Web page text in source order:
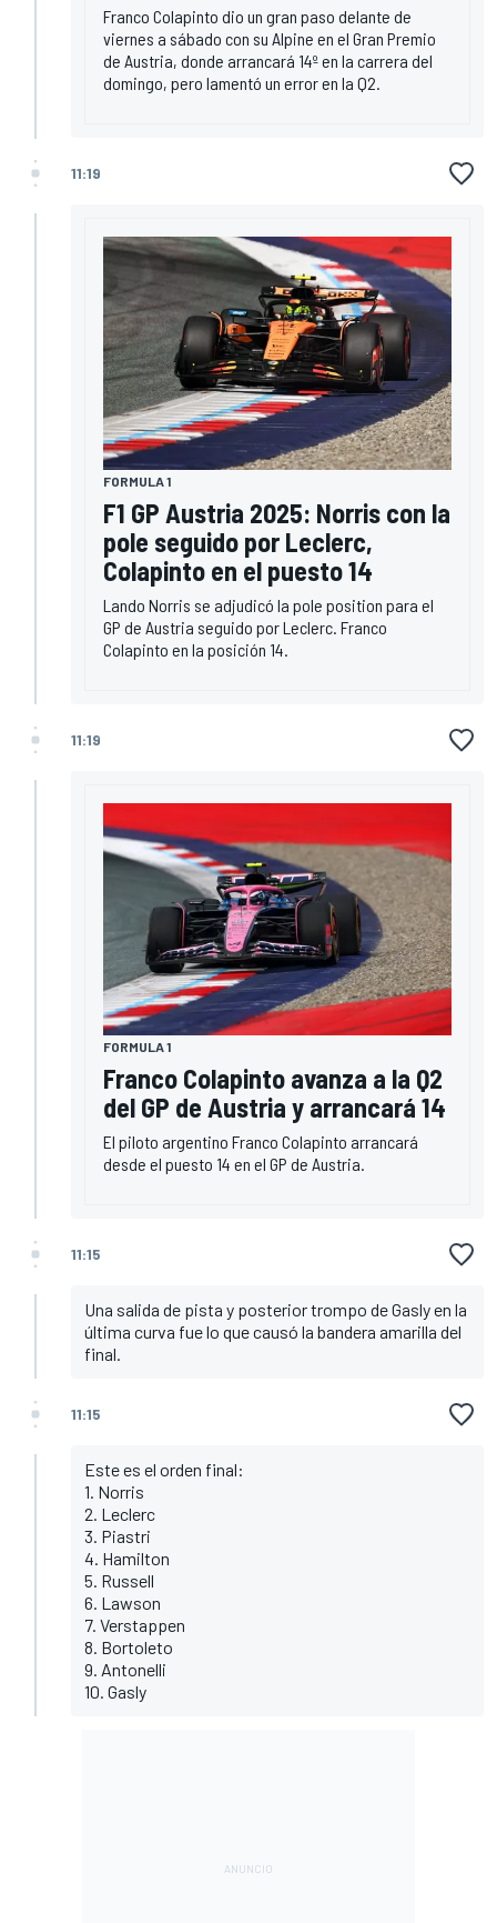
Franco Colapinto dio un gran paso delante de
viernes a sábado con su Alpine en el Gran Premio
de Austria, donde arrancará 14º en la carrera del
domingo, pero lamentó un error en la Q2.
11:19
FORMULA 1
F1 GP Austria 2025: Norris con la
pole seguido por Leclerc,
Colapinto en el puesto 14
Lando Norris se adjudicó la pole position para el
GP de Austria seguido por Leclerc. Franco
Colapinto en la posición 14.
11:19
FORMULA 1
Franco Colapinto avanza a la Q2
del GP de Austria y arrancará 14
El piloto argentino Franco Colapinto arrancará
desde el puesto 14 en el GP de Austria.
11:15
Una salida de pista y posterior trompo de Gasly en la
última curva fue lo que causó la bandera amarilla del
final.
11:15
Este es el orden final:
1. Norris
2. Leclerc
3. Piastri
4. Hamilton
5. Russell
6. Lawson
7. Verstappen
8. Bortoleto
9. Antonelli
10. Gasly